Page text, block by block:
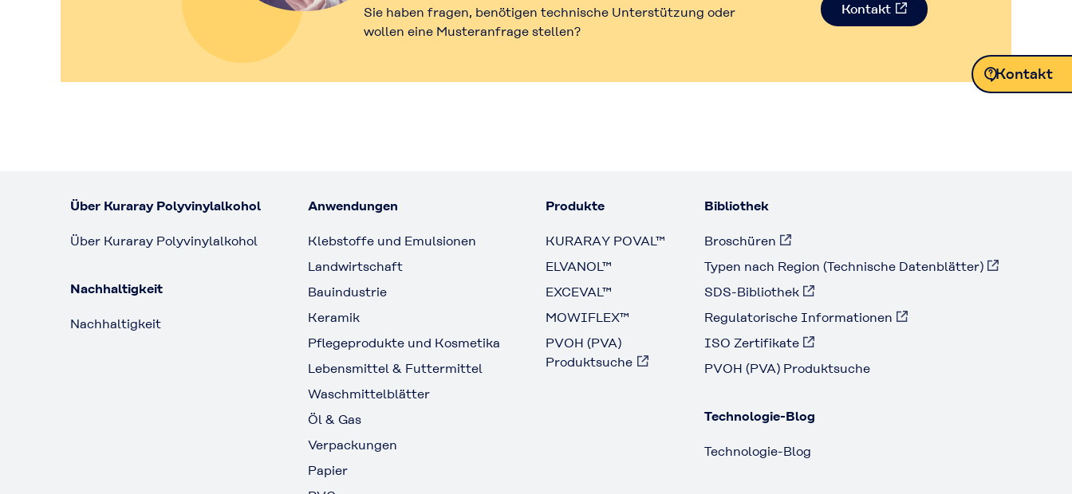
Sie haben fragen, benötigen technische Unterstützung oder
wollen eine Musteranfrage stellen?
Kontakt
Kontakt
Über Kuraray Polyvinylalkohol
Über Kuraray Polyvinylalkohol
Nachhaltigkeit
Nachhaltigkeit
Anwendungen
Klebstoffe und Emulsionen
Landwirtschaft
Bauindustrie
Keramik
Pflegeprodukte und Kosmetika
Lebensmittel & Futtermittel
Waschmittelblätter
Öl & Gas
Verpackungen
Papier
Produkte
KURARAY POVAL™
ELVANOL™
EXCEVAL™
MOWIFLEX™
PVOH (PVA)
Produktsuche
Bibliothek
Broschüren
Typen nach Region (Technische Datenblätter)
SDS-Bibliothek
Regulatorische Informationen
ISO Zertifikate
PVOH (PVA) Produktsuche
Technologie-Blog
Technologie-Blog